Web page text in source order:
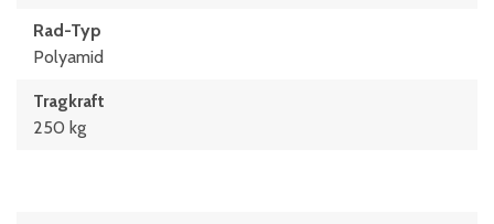
Rad-Typ
Polyamid
Tragkraft
250 kg